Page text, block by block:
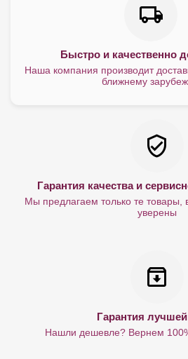
Быстро и качественно
Наша компания производит
ближнему
Гарантия качества и
Мы предлагаем только те товары,
уверены
Гарантия
Нашли дешевле? Вернем